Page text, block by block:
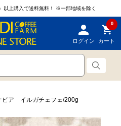
以上購入で送料無料！ ※一部地域を除く
ログイン
0
カート
ピア イルガチェフェ/200g